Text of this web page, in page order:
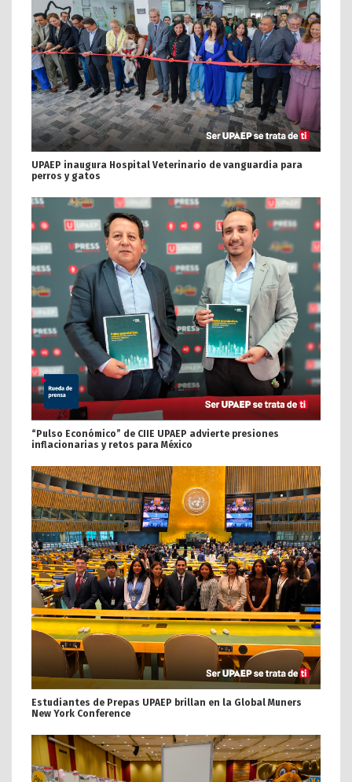
UPAEP inaugura Hospital Veterinario de vanguardia para
perros y gatos
“Pulso Económico” de CIIE UPAEP advierte presiones
inflacionarias y retos para México
Estudiantes de Prepas UPAEP brillan en la Global Muners
New York Conference